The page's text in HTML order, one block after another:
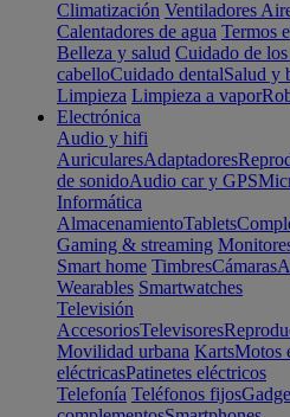
Climatización Ventiladores
Calentadores de agua Termos
Belleza y salud Cuidado de
cabelloCuidado dentalSalud y
Limpieza Limpieza a vapor
Electrónica
Audio y hifi
AuricularesAdaptadores
de sonidoAudio car y GPS
Informática
AlmacenamientoTablets
Gaming & streaming
Smart home TimbresCámaras
Wearables Smartwatches
Televisión
AccesoriosTelevisores
Movilidad urbana KartsMotos
eléctricasPatinetes eléctricos
Telefonía Teléfonos fijos